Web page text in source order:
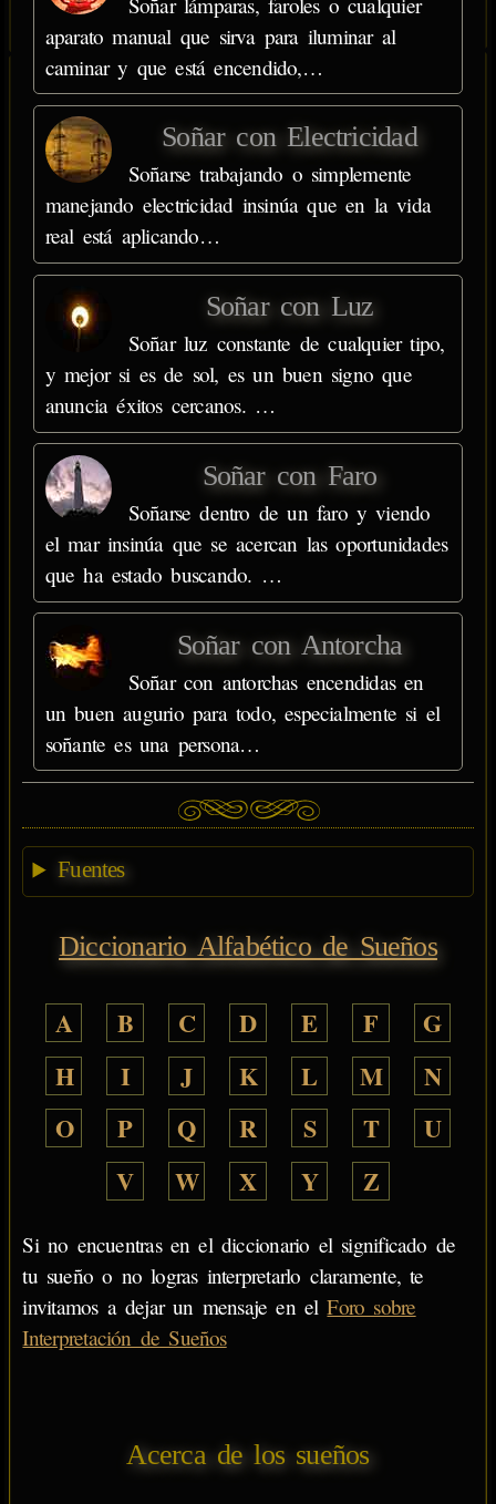
aparato manual que sirva para iluminar al
caminar y que está encendido,…
Soñar con Electricidad
Soñarse trabajando o simplemente
manejando electricidad insinúa que en la vida
real está aplicando…
Soñar con Luz
Soñar luz constante de cualquier tipo,
y mejor si es de sol, es un buen signo que
anuncia éxitos cercanos. …
Soñar con Faro
Soñarse dentro de un faro y viendo
el mar insinúa que se acercan las oportunidades
que ha estado buscando. …
Soñar con Antorcha
Soñar con antorchas encendidas en
un buen augurio para todo, especialmente si el
soñante es una persona…
Fuentes
Diccionario Alfabético de Sueños
A B C D E F
G
H
I J K L M
N
O
P Q R S T
U
V
W X Y Z
Si no encuentras en el diccionario el significado de
tu sueño o no logras interpretarlo claramente, te
invitamos a dejar un mensaje en elForo sobre
Interpretación de Sueños
Acerca de los sueños